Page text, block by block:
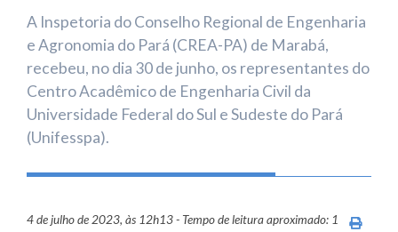
A Inspetoria do Conselho Regional de Engenharia
e Agronomia do Pará (CREA-PA) de Marabá,
recebeu, no dia 30 de junho, os representantes do
Centro Acadêmico de Engenharia Civil da
Universidade Federal do Sul e Sudeste do Pará
(Unifesspa).
4 de julho de 2023, às 12h13 - Tempo de leitura aproximado: 1